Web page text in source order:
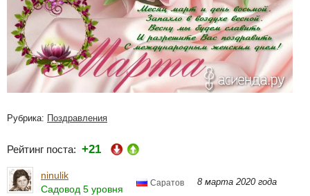
Рубрика: Поздравления
Рейтинг поста: +21
ninulik
Садовод 5 уровня
Саратов 8 марта 2020 года